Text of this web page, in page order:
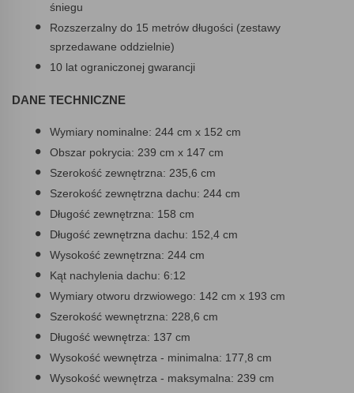
śniegu
Rozszerzalny do 15 metrów długości (zestawy
sprzedawane oddzielnie)
10 lat ograniczonej gwarancji
DANE TECHNICZNE
Wymiary nominalne: 244 cm x 152 cm
Obszar pokrycia: 239 cm x 147 cm
Szerokość zewnętrzna: 235,6 cm
Szerokość zewnętrzna dachu: 244 cm
Długość zewnętrzna: 158 cm
Długość zewnętrzna dachu: 152,4 cm
Wysokość zewnętrzna: 244 cm
Kąt nachylenia dachu: 6:12
Wymiary otworu drzwiowego: 142 cm x 193 cm
Szerokość wewnętrzna: 228,6 cm
Długość wewnętrza: 137 cm
Wysokość wewnętrza - minimalna: 177,8 cm
Wysokość wewnętrza - maksymalna: 239 cm